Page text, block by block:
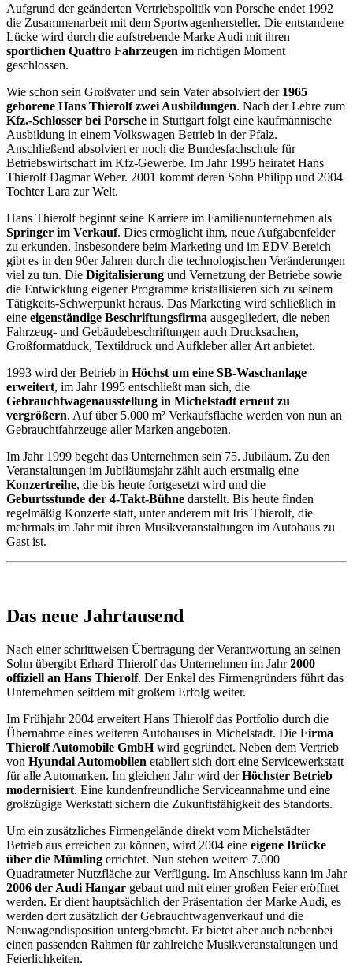
Aufgrund der geänderten Vertriebspolitik von Porsche endet 1992
die Zusammenarbeit mit dem Sportwagenhersteller. Die entstandene
Lücke wird durch die aufstrebende Marke Audi mit ihren
sportlichen Quattro Fahrzeugen im richtigen Moment
geschlossen.
Wie schon sein Großvater und sein Vater absolviert der 1965
geborene Hans Thierolf zwei Ausbildungen. Nach der Lehre zum
Kfz.-Schlosser bei Porsche in Stuttgart folgt eine kaufmännische
Ausbildung in einem Volkswagen Betrieb in der Pfalz.
Anschließend absolviert er noch die Bundesfachschule für
Betriebswirtschaft im Kfz-Gewerbe. Im Jahr 1995 heiratet Hans
Thierolf Dagmar Weber. 2001 kommt deren Sohn Philipp und 2004
Tochter Lara zur Welt.
Hans Thierolf beginnt seine Karriere im Familienunternehmen als
Springer im Verkauf. Dies ermöglicht ihm, neue Aufgabenfelder
zu erkunden. Insbesondere beim Marketing und im EDV-Bereich
gibt es in den 90er Jahren durch die technologischen Veränderungen
viel zu tun. Die Digitalisierung und Vernetzung der Betriebe sowie
die Entwicklung eigener Programme kristallisieren sich zu seinem
Tätigkeits-Schwerpunkt heraus. Das Marketing wird schließlich in
eine eigenständige Beschriftungsfirma ausgegliedert, die neben
Fahrzeug- und Gebäudebeschriftungen auch Drucksachen,
Großformatduck, Textildruck und Aufkleber aller Art anbietet.
1993 wird der Betrieb in Höchst um eine SB-Waschanlage
erweitert, im Jahr 1995 entschließt man sich, die
Gebrauchtwagenausstellung in Michelstadt erneut zu
vergrößern. Auf über 5.000 m² Verkaufsfläche werden von nun an
Gebrauchtfahrzeuge aller Marken angeboten.
Im Jahr 1999 begeht das Unternehmen sein 75. Jubiläum. Zu den
Veranstaltungen im Jubiläumsjahr zählt auch erstmalig eine
Konzertreihe, die bis heute fortgesetzt wird und die
Geburtsstunde der 4-Takt-Bühne darstellt. Bis heute finden
regelmäßig Konzerte statt, unter anderem mit Iris Thierolf, die
mehrmals im Jahr mit ihren Musikveranstaltungen im Autohaus zu
Gast ist.
Das neue Jahrtausend
Nach einer schrittweisen Übertragung der Verantwortung an seinen
Sohn übergibt Erhard Thierolf das Unternehmen im Jahr2000
offiziell an Hans Thierolf. Der Enkel des Firmengründers führt das
Unternehmen seitdem mit großem Erfolg weiter.
Im Frühjahr 2004 erweitert Hans Thierolf das Portfolio durch die
Übernahme eines weiteren Autohauses in Michelstadt. Die Firma
Thierolf Automobile GmbHwird gegründet. Neben dem Vertrieb
von Hyundai Automobilen etabliert sich dort eine Servicewerkstatt
für alle Automarken. Im gleichen Jahr wird derHöchster Betrieb
modernisiert. Eine kundenfreundliche Serviceannahme und eine
großzügige Werkstatt sichern die Zukunftsfähigkeit des Standorts.
Um ein zusätzliches Firmengelände direkt vom Michelstädter
Betrieb aus erreichen zu können, wird 2004 eine eigene Brücke
über die Mümling errichtet. Nun stehen weitere 7.000
Quadratmeter Nutzfläche zur Verfügung. Im Anschluss kann im Jahr
2006 der Audi Hangar gebaut und mit einer großen Feier eröffnet
werden. Er dient hauptsächlich der Präsentation der Marke Audi, es
werden dort zusätzlich der Gebrauchtwagenverkauf und die
Neuwagendisposition untergebracht. Er bietet aber auch nebenbei
einen passenden Rahmen für zahlreiche Musikveranstaltungen und
Feierlichkeiten.